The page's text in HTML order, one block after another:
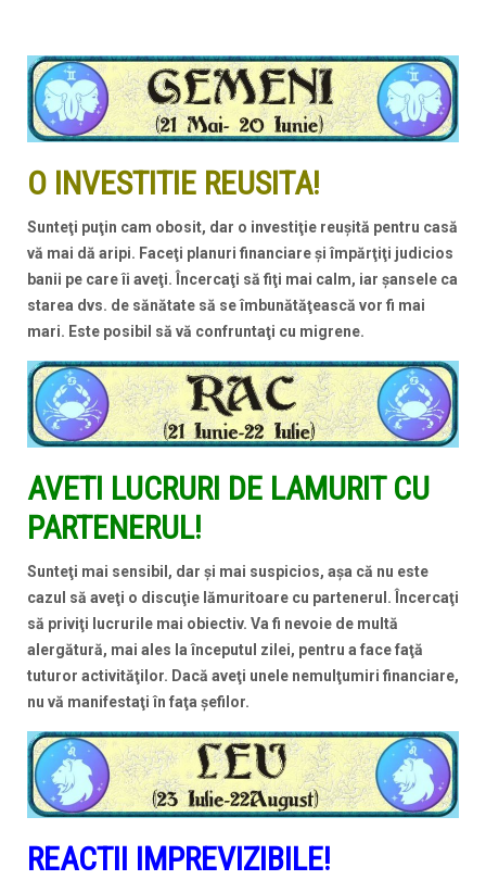
O INVESTITIE REUSITA!
Sunteţi puţin cam obosit, dar o investiţie reuşită pentru casă
vă mai dă aripi. Faceţi planuri financiare şi împărţiţi judicios
banii pe care îi aveţi. Încercaţi să fiţi mai calm, iar şansele ca
starea dvs. de sănătate să se îmbunătăţească vor fi mai
mari. Este posibil să vă confruntaţi cu migrene.
AVETI LUCRURI DE LAMURIT CU
PARTENERUL!
Sunteţi mai sensibil, dar şi mai suspicios, aşa că nu este
cazul să aveţi o discuţie lămuritoare cu partenerul. Încercaţi
să priviţi lucrurile mai obiectiv. Va fi nevoie de multă
alergătură, mai ales la începutul zilei, pentru a face faţă
tuturor activităţilor. Dacă aveţi unele nemulţumiri financiare,
nu vă manifestaţi în faţa şefilor.
REACTII IMPREVIZIBILE!